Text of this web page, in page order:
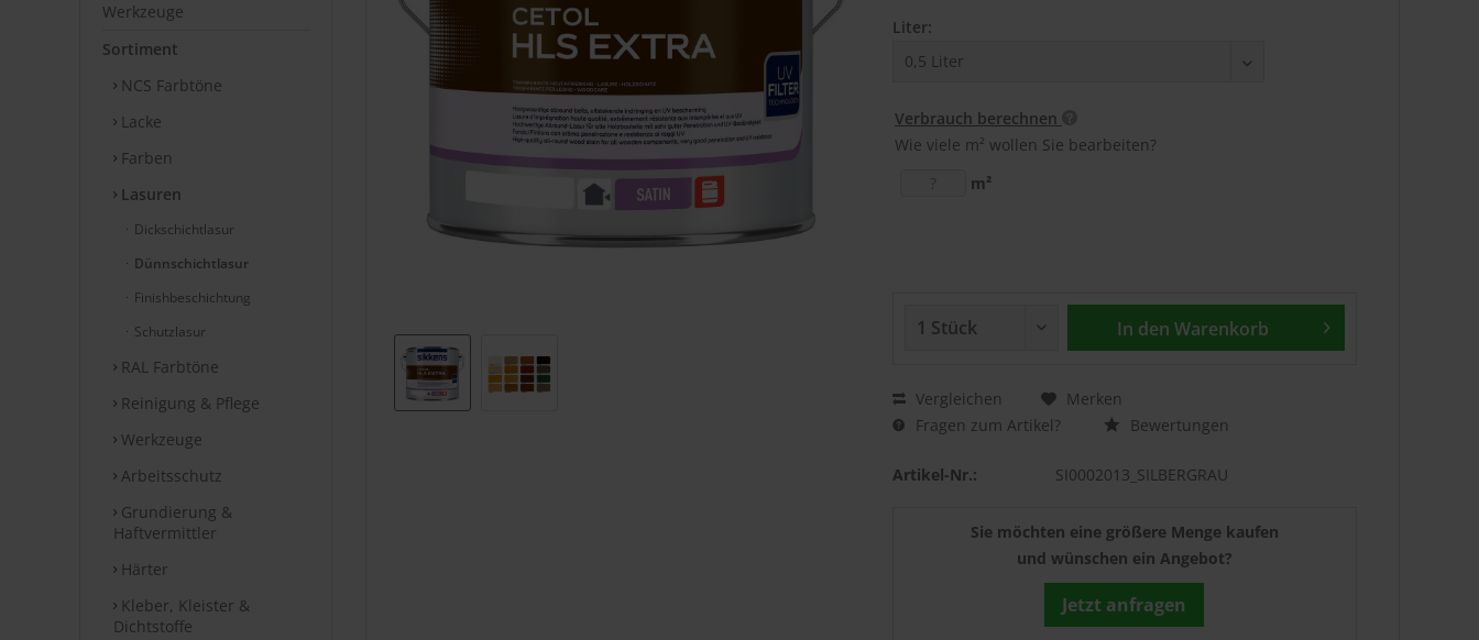
Werkzeuge
Sortiment
NCS Farbtöne
Lacke
Farben
Lasuren
Dickschichtlasur
Dünnschichtlasur
Finishbeschichtung
Schutzlasur
RAL Farbtöne
Reinigung & Pflege
Werkzeuge
Arbeitsschutz
Grundierung &
Haftvermittler
Härter
Kleber, Kleister &
Dichtstoffe
Liter:
Verbrauch berechnen
Wie viele m² wollen Sie bearbeiten?
m²
In den Warenkorb
Vergleichen
Merken
Fragen zum Artikel?
Bewertungen
Artikel-Nr.: SI0002013_SILBERGRAU
Sie möchten eine größere Menge kaufen
und wünschen ein Angebot?
Jetzt anfragen